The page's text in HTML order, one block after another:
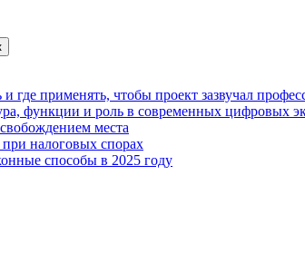
применять, чтобы проект зазвучал
функции и роль в современных цифровых
места
налоговых спорах
способы в 2025 году